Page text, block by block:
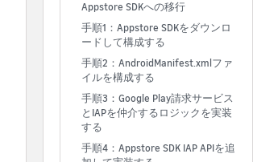
Appstore SDKへの移行
手順1：Appstore SDKをダウンロ
ードして構成する
手順2：AndroidManifest.xmlファ
イルを構成する
手順3：Google Play請求サービス
とIAPを仲介するロジックを実装
する
手順4：Appstore SDK IAP APIを追